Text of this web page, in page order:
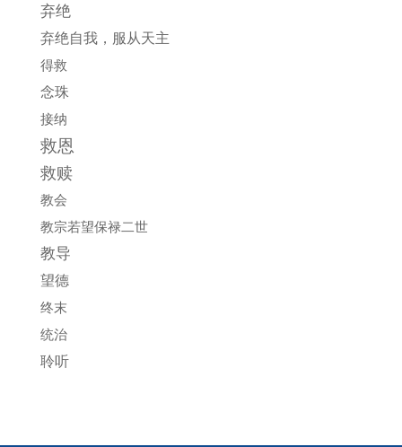
弃绝
弃绝自我，服从天主
得救
念珠
接纳
救恩
救赎
教会
教宗若望保禄二世
教导
望德
终末
统治
聆听